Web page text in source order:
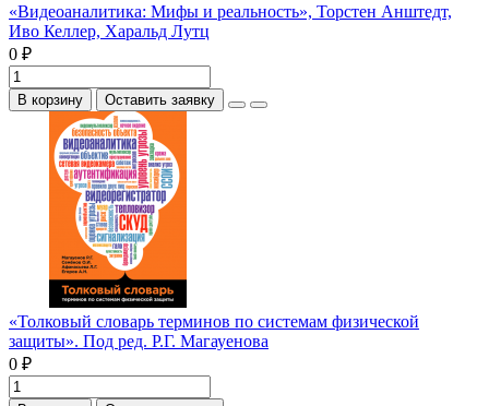
«Видеоаналитика: Мифы и реальность», Торстен Анштедт,
Иво Келлер, Харальд Лутц
0 ₽
В корзину Оставить заявку
«Толковый словарь терминов по системам физической
защиты». Под ред. Р.Г. Магауенова
0 ₽